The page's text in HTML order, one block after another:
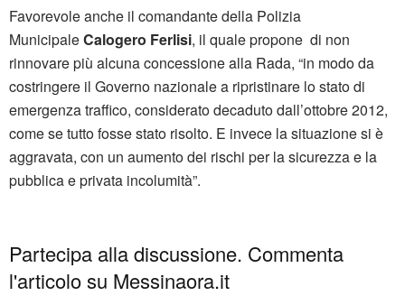
Favorevole anche il comandante della Polizia
MunicipaleCalogero Ferlisi, il quale propone di non
rinnovare più alcuna concessione alla Rada, “in modo da
costringere il Governo nazionale a ripristinare lo stato di
emergenza traffico, considerato decaduto dall’ottobre 2012,
come se tutto fosse stato risolto. E invece la situazione si è
aggravata, con un aumento dei rischi per la sicurezza e la
pubblica e privata incolumità”.
Partecipa alla discussione. Commenta
l'articolo su Messinaora.it